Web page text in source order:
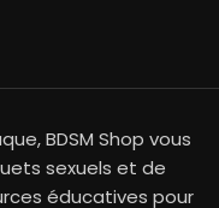
BDSM Shop vous
sexuels et de
éducatives pour